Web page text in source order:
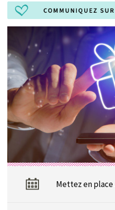
Mettez en place